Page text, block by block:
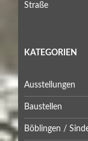
Straße
KATEGORIEN
Ausstellungen
Baustellen
Böblingen /